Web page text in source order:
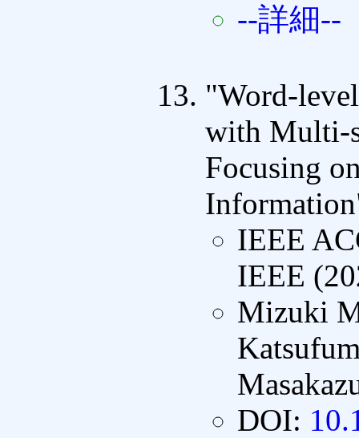
--詳細--
"Word-
with Multi-
Focusing
IEEE
IEEE
Mizuki
DOI: